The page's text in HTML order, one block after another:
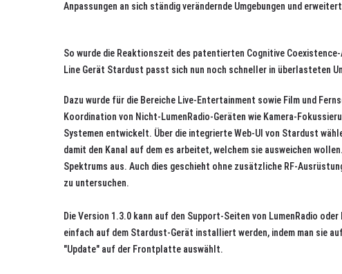
Anpassungen an sich ständig verändernde Umgebungen und
So wurde die Reaktionszeit des patentierten Cognitive
Line Gerät Stardust passt sich nun noch schneller in überlasteten
Dazu wurde für die Bereiche Live-Entertainment sowie Film und
Koordination von Nicht-LumenRadio-Geräten wie Kamera-
Systemen entwickelt. Über die integrierte Web-UI von Stardust
damit den Kanal auf dem es arbeitet, welchem sie ausweichen
Spektrums aus. Auch dies geschieht ohne zusätzliche RF-
zu untersuchen.
Die Version 1.3.0 kann auf den Support-Seiten von LumenRadio
einfach auf dem Stardust-Gerät installiert werden, indem man sie
"Update" auf der Frontplatte auswählt.